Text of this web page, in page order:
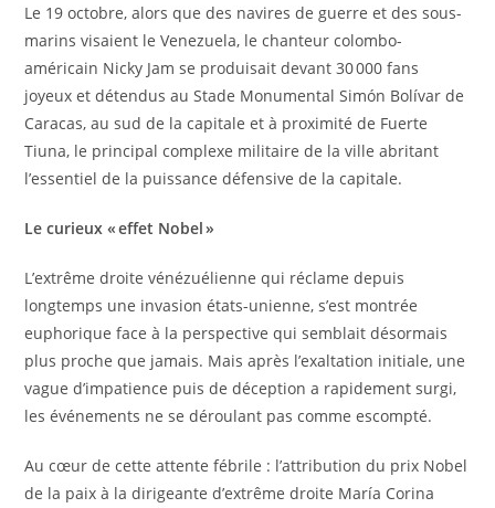
Le 19 octobre, alors que des navires de guerre et des sous-
marins visaient le Venezuela, le chanteur colombo-
américain Nicky Jam se produisait devant 30 000 fans
joyeux et détendus au Stade Monumental Simón Bolívar de
Caracas, au sud de la capitale et à proximité de Fuerte
Tiuna, le principal complexe militaire de la ville abritant
l’essentiel de la puissance défensive de la capitale.
Le curieux « effet Nobel »
L’extrême droite vénézuélienne qui réclame depuis
longtemps une invasion états-unienne, s’est montrée
euphorique face à la perspective qui semblait désormais
plus proche que jamais. Mais après l’exaltation initiale, une
vague d’impatience puis de déception a rapidement surgi,
les événements ne se déroulant pas comme escompté.
Au cœur de cette attente fébrile : l’attribution du prix Nobel
de la paix à la dirigeante d’extrême droite María Corina